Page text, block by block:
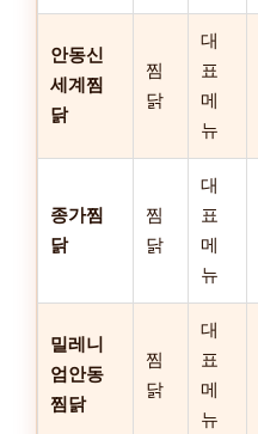
안동신
세계찜
닭
찜
닭
대
표
메
뉴
종가찜
닭
찜
닭
대
표
메
뉴
밀레니
엄안동
찜닭
찜
닭
대
표
메
뉴